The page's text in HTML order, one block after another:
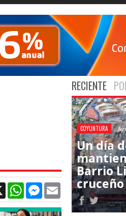
X WhatsAppMessenger
Email
RECIENTE
COYUNTURA
Un día
Barrio